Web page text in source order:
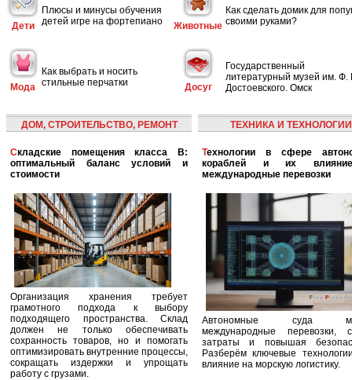
Дети
Плюсы и минусы обучения
детей игре на фортепиано
Животные
Как сделать домик для
своими руками?
Мода
Как выбрать и носить
стильные перчатки
Досуг
Государственный
литературный музей им. Ф.
Достоевского. Омск
ДОМ, СТРОИТЕЛЬСТВО, РЕМОНТ
Складские помещения класса B:
оптимальный баланс условий и
стоимости
Организация хранения требует
грамотного подхода к выбору
подходящего пространства. Склад
должен не только обеспечивать
сохранность товаров, но и помогать
оптимизировать внутренние процессы,
сокращать издержки и упрощать
работу с грузами.
ТЕХНИКА И ТЕХНОЛОГИИ
Технологии в сфере автономных
кораблей и их
международные перевозки
Автономные суда
международные перевозки,
затраты и повышая
Разберём ключевые
влияние на морскую логистику.